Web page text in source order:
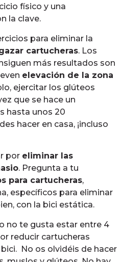
físico y una
la clave.
para eliminar la
cartucheras. Los
más resultados son
elevación de la zona
ejercitar los glúteos
que se hace un
hasta unos 20
hacer en casa, ¡incluso
por eliminar las
. Pregunta a tu
para cartucheras,
específicos para eliminar
con la bici estática.
no te gusta estar entre 4
reducir cartucheras
No os olvidéis de hacer